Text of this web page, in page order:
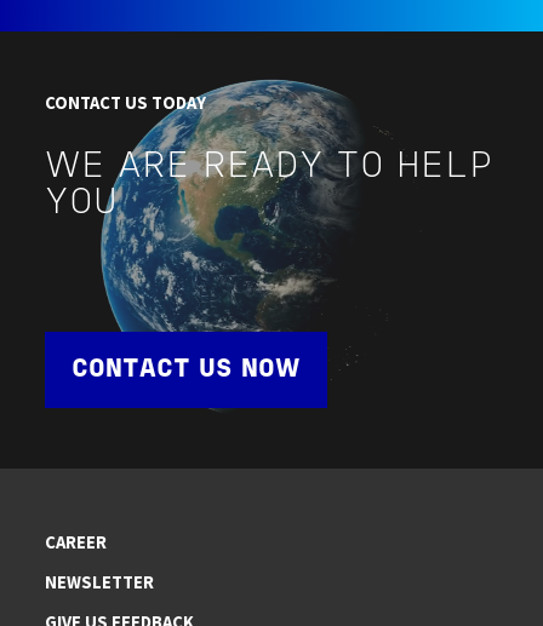
CONTACT US TODAY
WE ARE READY TO HELP
YOU
CONTACT US NOW
CAREER
NEWSLETTER